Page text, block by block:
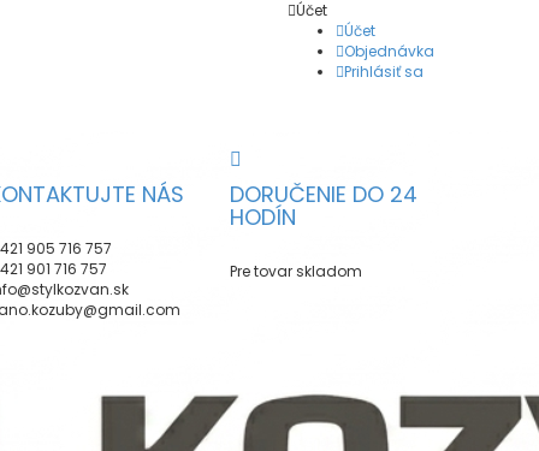
Účet
Účet
Objednávka
Prihlásiť sa
NÁS
905 716 757
901 716 757
DORUČENIE DO 24
HODÍN
Pre tovar skladom